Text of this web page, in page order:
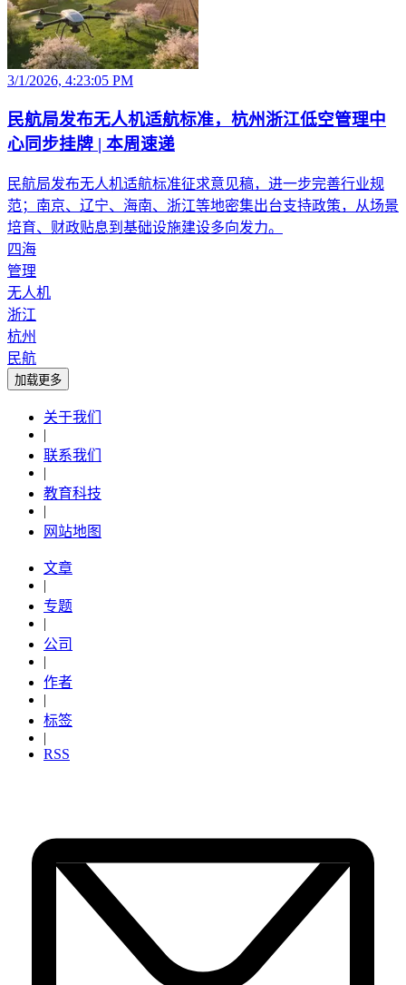
3/1/2026, 4:23:05 PM
民航局发布无人机适航标准，杭州浙江低空管理中
心同步挂牌 | 本周速递
民航局发布无人机适航标准征求意见稿，进一步完善行业规
范；南京、辽宁、海南、浙江等地密集出台支持政策，从场景
培育、财政贴息到基础设施建设多向发力。
四海
管理
无人机
浙江
杭州
民航
加载更多
关于我们
|
联系我们
|
教育科技
|
网站地图
文章
|
专题
|
公司
|
作者
|
标签
|
RSS